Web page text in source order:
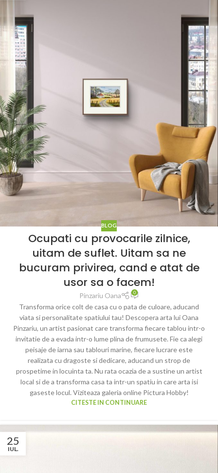
BLOG
Ocupati cu provocarile zilnice,
uitam de suflet. Uitam sa ne
bucuram privirea, cand e atat de
usor sa o facem!
Pinzariu Oana 0
Transforma orice colt de casa cu o pata de culoare, aducand
viata si personalitate spatiului tau! Descopera arta lui Oana
Pinzariu, un artist pasionat care transforma fiecare tablou intr-o
invitatie de a evada intr-o lume plina de frumusete. Fie ca alegi
peisaje de iarna sau tablouri marine, fiecare lucrare este
realizata cu dragoste si dedicare, aducand un strop de
prospetime in locuinta ta. Nu rata ocazia de a sustine un artist
local si de a transforma casa ta intr-un spatiu in care arta isi
gaseste locul. Viziteaza galeria online Pictura Hobby!
CITESTE IN CONTINUARE
25
IUL.